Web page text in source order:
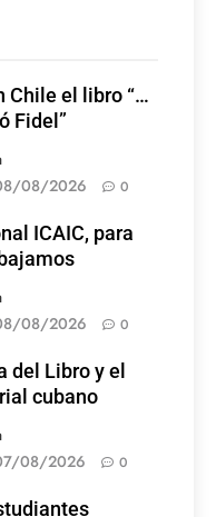
Chile el libro “…
Fidel”
08/2026 0
ICAIC, para
08/2026 0
del Libro y el
cubano
08/2026 0